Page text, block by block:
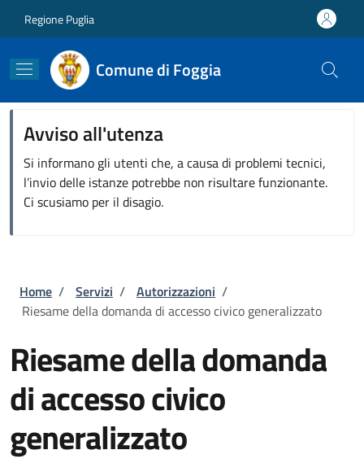
Regione Puglia
Comune di Foggia
Avviso all'utenza
Si informano gli utenti che, a causa di problemi tecnici,
l’invio delle istanze potrebbe non risultare funzionante.
Ci scusiamo per il disagio.
Briciole di pane
Home / Servizi / Autorizzazioni /
Riesame della domanda di accesso civico generalizzato
Riesame della domanda
di accesso civico
generalizzato